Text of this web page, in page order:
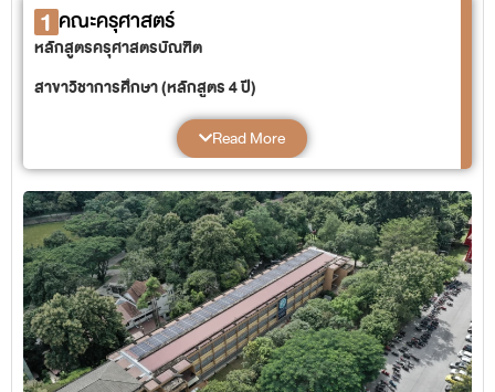
1 คณะครุศาสตร์
หลักสูตรครุศาสตรบัณฑิต
สาขาวิชาการศึกษา (หลักสูตร 4 ปี)
แขนงวิชาการศึกษาพิเศษ
แขนงวิชาพลศึกษา
แขนงวิชาคอมพิวเตอร์และเทคโนโลยีการศึกษา
แขนงวิชาดนตรีศึกษา
แขนงวิชาคหกรรมศาสตร์
แขนงวิชาสังคมศึกษา
สาขาวิชาการสอนภาษา (หลักสูตร 4 ปี)
แขนงวิชาภาษาจีน
แขนงวิชาภาษาไทย
แขนงวิชาภาษาอังกฤษ
สาขาวิชาการสอนวิทยาศาสตร์และคณิตศาสตร์ (หลักสูตร 4 ปี)
Read More